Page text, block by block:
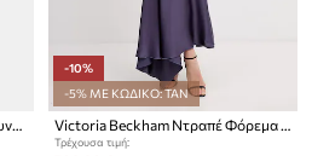
-10%
-5% ΜΕ ΚΩΔΙΚΟ: TAN
Τρέχουσα τιμή: